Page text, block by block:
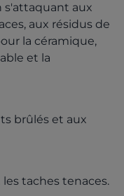
s'attaquant aux
aux résidus de
la céramique,
et la
brûlés et aux
taches tenaces.